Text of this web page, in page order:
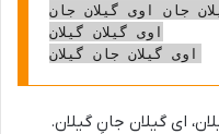
جان اوی گیلان جان
اوی گیلان گیلان
ای گیلان جانِ گیلان.